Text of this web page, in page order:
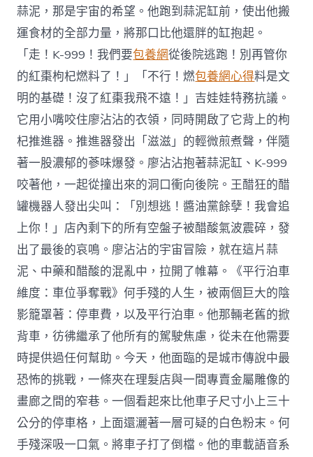
蒜泥，那是宇宙的希望。他跑到蒜泥缸前，使出他搬
運食材的全部力量，將那口比他還胖的缸抱起。
「走！K-999！我們要包養網從後院逃跑！別再管你
的紅棗枸杞燃料了！」「不行！燃包養網心得料是文
明的基礎！沒了紅棗我飛不遠！」吉娃娃特務抗議。
它用小嘴咬住廖沾沾的衣領，同時開啟了它背上的枸
杞推進器。推進器發出「滋滋」的輕微煎煮聲，伴隨
著一股濃郁的蔘味爆發。廖沾沾抱著蒜泥缸、K-999
咬著他，一起從撞出來的洞口衝向後院。王醋狂的醋
罐機器人發出尖叫：「別想逃！醬油黨餘孽！我會追
上你！」店內剩下的所有空盤子被醋酸氣波震碎，發
出了最後的哀鳴。廖沾沾的宇宙冒險，就在這片蒜
泥、中藥和醋酸的混亂中，拉開了帷幕。《平行泊車
維度：車位爭奪戰》何手殘的人生，被兩個巨大的陰
影籠罩著：停車費，以及平行泊車。他那輛老舊的掀
背車，彷彿繼承了他所有的駕駛焦慮，從未在他需要
時提供過任何幫助。今天，他面臨的是城市傳說中最
恐怖的挑戰，一條夾在理髮店與一間專賣金屬雕像的
畫廊之間的窄巷。一個看起來比他車子尺寸小上三十
公分的停車格，上面還灑著一層可疑的白色粉末。何
手殘深吸一口氣。將車子打了倒檔。他的車載語音系